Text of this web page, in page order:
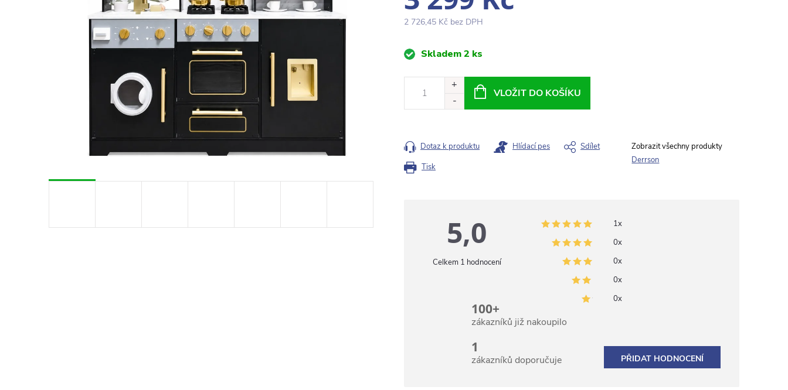
2 726,45 Kč bez DPH
MěrnáSkladem2 ks
VLOŽIT DO KOŠÍKU
Tisk
Dotaz k produktu Hlídací pes
Sdílet
Derrson
5,0
1 hodnocení
1x
0x
0x
0x
0x
100+
zákazníků již nakoupilo
1
zákazníků doporučuje PŘIDAT HODNOCENÍ